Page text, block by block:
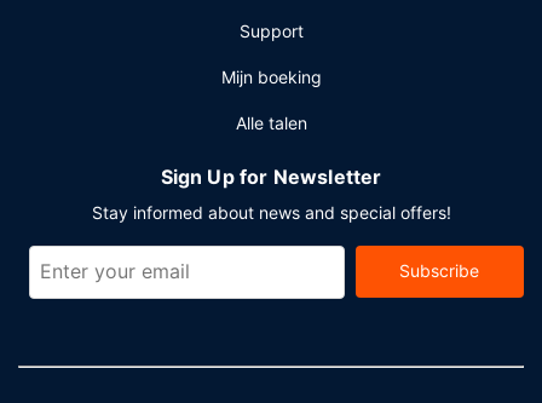
Support
Mijn boeking
Alle talen
Sign Up for Newsletter
Stay informed about news and special offers!
Subscribe